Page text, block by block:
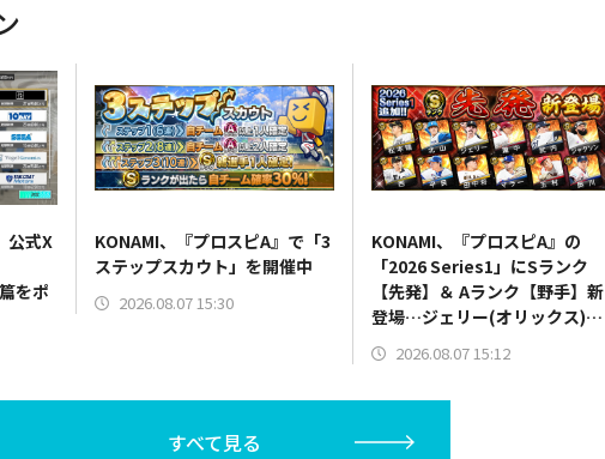
公式X
をポ
KONAMI、『プロスピA』で「3
ステップスカウト」を開催中
2026.08.07 15:30
KONAMI、『プロスピA』の
「2026 Series1」にSランク
【先発】＆ Aランク【野手】新
登場…ジェリー(オリックス)、
マラー(中日)、奈良間大己(北海
道日本ハム/二塁手)、持丸泰輝
2026.08.07 15:12
すべて見る